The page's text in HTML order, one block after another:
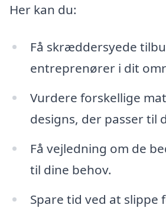
Her kan du:
Få skræddersyede
entreprenører i dit
Vurdere forskellige
designs, der passer til
Få vejledning om de
til dine behov.
Spare tid ved at slippe